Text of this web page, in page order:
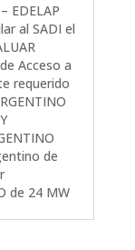
EDELAP
al SADI el
Acceso a
requerido
de
de 24 MW